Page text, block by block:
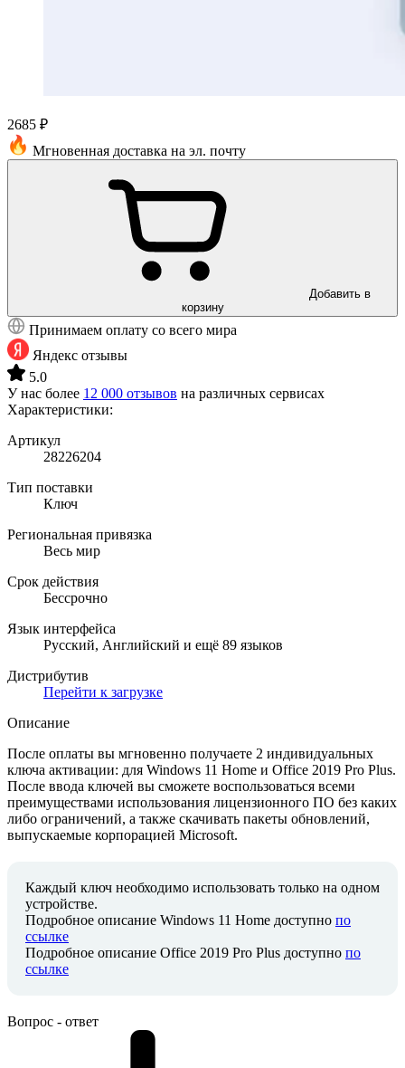
2685 ₽
Мгновенная доставка на эл. почту
Добавить в
корзину
Принимаем оплату со всего мира
Яндекс отзывы
5.0
У нас более 12 000 отзывов на различных сервисах
Характеристики:
Артикул
28226204
Тип поставки
Ключ
Региональная привязка
Весь мир
Срок действия
Бессрочно
Язык интерфейса
Русский, Английский и ещё 89 языков
Дистрибутив
Перейти к загрузке
Описание
После оплаты вы мгновенно получаете 2 индивидуальных
ключа активации: для Windows 11 Home и Office 2019 Pro Plus.
После ввода ключей вы сможете воспользоваться всеми
преимуществами использования лицензионного ПО без каких
либо ограничений, а также скачивать пакеты обновлений,
выпускаемые корпорацией Microsoft.
Каждый ключ необходимо использовать только на одном
устройстве.
Подробное описание Windows 11 Home доступно по
ссылке
Подробное описание Office 2019 Pro Plus доступно по
ссылке
Вопрос - ответ